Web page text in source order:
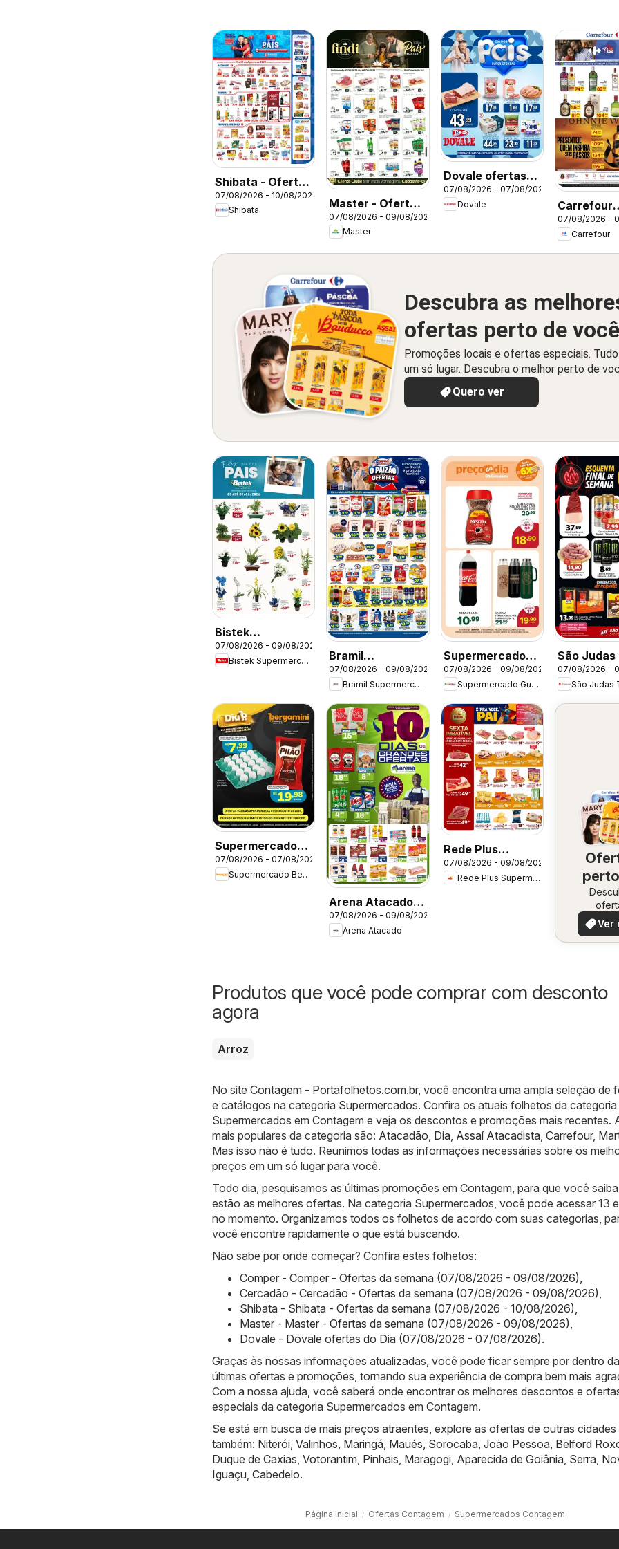
Shibata - Ofertas
da semana
07/08/2026 - 10/08/2026
Shibata
Master - Ofertas
da semana
07/08/2026 - 09/08/2026
Master
Dovale ofertas
do Dia
07/08/2026 - 07/08/2026
Dovale
Carrefour
ofertas
07/08/2026 -
Carrefour
Descubra as
ofertas perto de você
Promoções locais e ofertas especiais.
um só lugar. Descubra o melhor perto de
Quero ver
Bistek
Supermercados
ofertas Dia dos
07/08/2026 - 09/08/2026
Bistek Supermercados
Bramil
Supermercados -
Ofertas da
semana
07/08/2026 - 09/08/2026
Bramil Supermercados
Supermercado
Guanabara -
Ofertas da
semana
07/08/2026 - 09/08/2026
Supermercado Guanabara
São Judas
- Ofertas
semana
07/08/2026 -
São Judas
Supermercado
Bergamini -
Ofertas da
07/08/2026 - 07/08/2026
Supermercado Bergamini
Arena Atacado -
Ofertas da
semana
07/08/2026 - 09/08/2026
Arena Atacado
Rede Plus
Supermercados -
Ofertas da
07/08/2026 - 09/08/2026
Rede Plus Supermercados
Ver
Produtos que você pode comprar com desconto
agora
Arroz
No site Contagem - Portafolhetos.com.br, você encontra uma ampla seleção de
e catálogos na categoria Supermercados. Confira os atuais folhetos da categoria
Supermercados em Contagem e veja os descontos e promoções mais recentes.
mais populares da categoria são: Atacadão, Dia, Assaí Atacadista, Carrefour,
Mas isso não é tudo. Reunimos todas as informações necessárias sobre os
preços em um só lugar para você.
Todo dia, pesquisamos as últimas promoções em Contagem, para que você
estão as melhores ofertas. Na categoria Supermercados, você pode acessar 13
no momento. Organizamos todos os folhetos de acordo com suas categorias,
você encontre rapidamente o que está buscando.
Não sabe por onde começar? Confira estes folhetos:
Comper - Comper - Ofertas da semana (07/08/2026 - 09/08/2026),
Cercadão - Cercadão - Ofertas da semana (07/08/2026 - 09/08/2026),
Shibata - Shibata - Ofertas da semana (07/08/2026 - 10/08/2026),
Master - Master - Ofertas da semana (07/08/2026 - 09/08/2026),
Dovale - Dovale ofertas do Dia (07/08/2026 - 07/08/2026).
Graças às nossas informações atualizadas, você pode ficar sempre por dentro
últimas ofertas e promoções, tornando sua experiência de compra bem mais
Com a nossa ajuda, você saberá onde encontrar os melhores descontos e
especiais da categoria Supermercados em Contagem.
Se está em busca de mais preços atraentes, explore as ofertas de outras cidades
também: Niterói, Valinhos, Maringá, Maués, Sorocaba, João Pessoa, Belford
Duque de Caxias, Votorantim, Pinhais, Maragogi, Aparecida de Goiânia, Serra,
Iguaçu, Cabedelo.
Página Inicial Ofertas Contagem Supermercados Contagem